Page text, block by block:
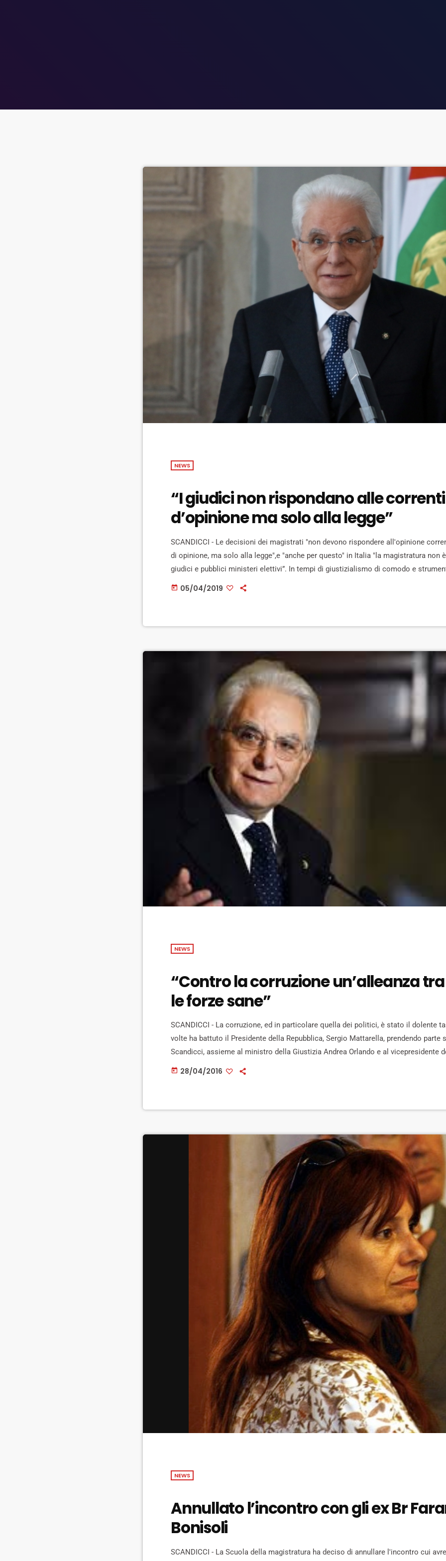
NEWS
“I giudici non rispondano alle correnti
d’opinione ma solo alla legge”
SCANDICCI - Le decisioni dei magistrati "non devono rispondere all'opinione
di opinione, ma solo alla legge",e "anche per questo" in Italia "la magistratura non
giudici e pubblici ministeri elettivi”. In tempi di giustizialismo di comodo e
della cronaca giudiziaria, Il presidente della Repubblica Sergio Mattarella, stamani
today 05/04/2019
NEWS
“Contro la corruzione un’alleanza
le forze sane”
SCANDICCI - La corruzione, ed in particolare quella dei politici, è stato il dolente
volte ha battuto il Presidente della Repubblica, Sergio Mattarella, prendendo parte
Scandicci, assieme al ministro della Giustizia Andrea Orlando e al vicepresidente
Legnini, alla cerimonia inaugurale dell'anno formativo della Scuola Superiore della
today 28/04/2016
NEWS
Annullato l’incontro con gli ex Br
Bonisoli
SCANDICCI - La Scuola della magistratura ha deciso di annullare l'incontro cui